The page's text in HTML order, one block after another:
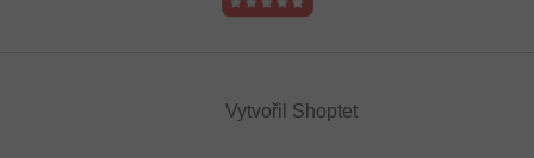
Vytvořil Shoptet